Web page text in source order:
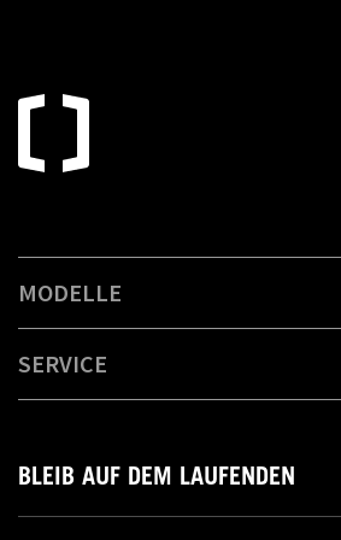
MODELLE
SERVICE
BLEIB AUF DEM LAUFENDEN